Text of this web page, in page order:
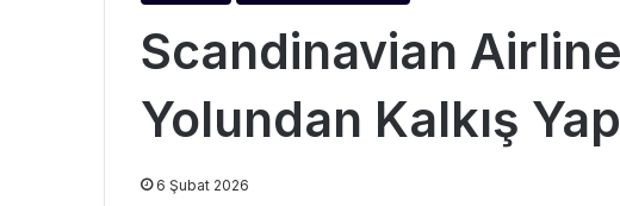
Scandinavian
Yolundan Kalkış
6 Şubat 2026